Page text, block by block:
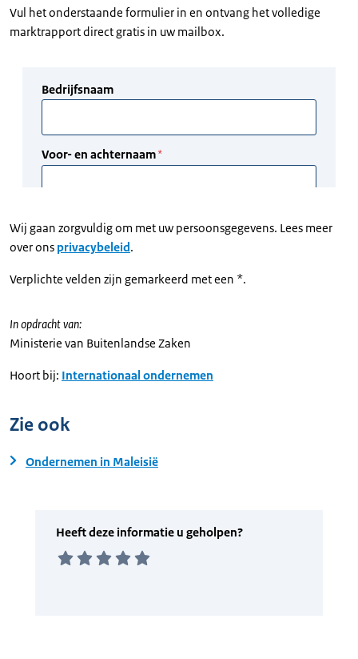
Vul het onderstaande formulier in en ontvang het volledige
marktrapport direct gratis in uw mailbox.
Wij gaan zorgvuldig om met uw persoonsgegevens. Lees meer
over ons privacybeleid.
Verplichte velden zijn gemarkeerd met een *.
In opdracht van:
Ministerie van Buitenlandse Zaken
Hoort bij: Internationaal ondernemen
Zie ook
Ondernemen in Maleisië